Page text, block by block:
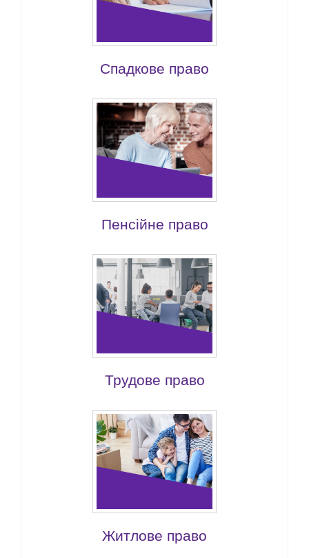
Спадкове право
Пенсійне право
Трудове право
Житлове право